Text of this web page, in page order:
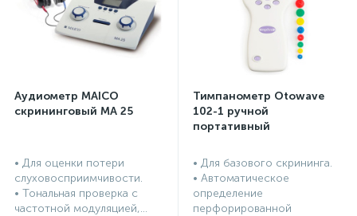
Аудиометр MAICO
скрининговый МА 25
• Для оценки потери
слуховосприимчивости.
• Тональная проверка с
частотной модуляцией,...
Тимпанометр Otowave
102-1 ручной
портативный
• Для базового скрининга.
• Автоматическое
определение
перфорированной